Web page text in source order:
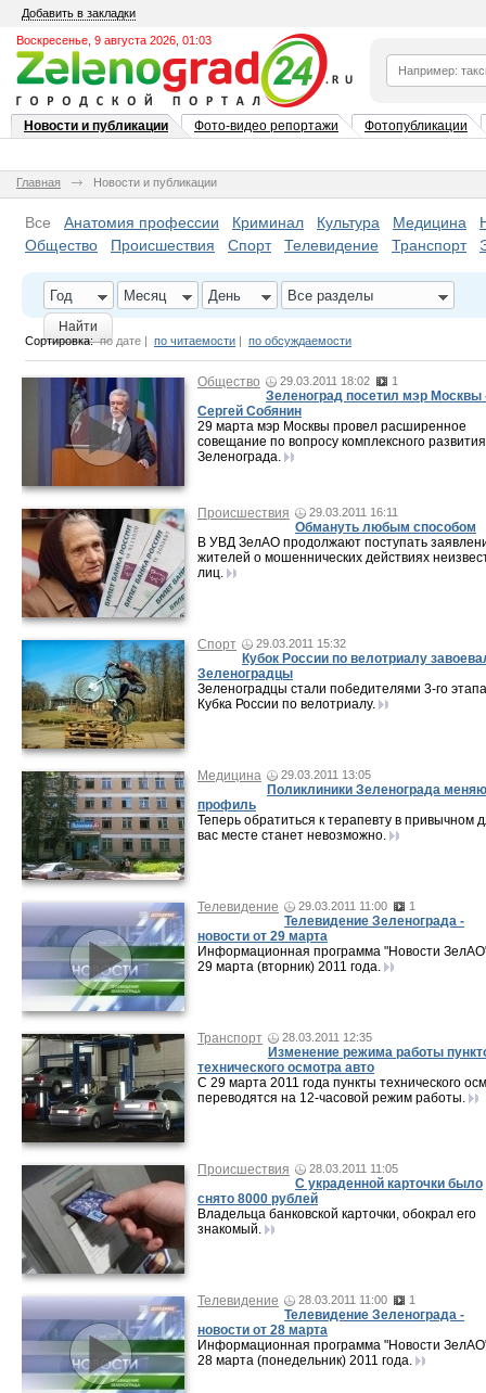
Добавить в закладки
Воскресенье, 9 августа 2026, 01:03
Новости и публикации Фото-видео репортажи Фотопубликации
Главная Новости и публикации
Все Анатомия профессии Криминал Культура Медицина
Общество
Происшествия Спорт Телевидение Транспорт
Год Месяц День Все разделы
Найти
Сортировка: по дате | по читаемости | по обсуждаемости
Общество 29.03.2011 18:02 1
Зеленоград посетил мэр Москвы
Сергей Собянин
29 марта мэр Москвы провел расширенное
совещание по вопросу комплексного развития
Зеленограда.
Происшествия 29.03.2011 16:11
Обмануть любым способом
В УВД ЗелАО продолжают поступать
жителей о мошеннических действиях
лиц.
Спорт 29.03.2011 15:32
Кубок России по велотриалу
Зеленоградцы
Зеленоградцы стали победителями 3-го этапа
Кубка России по велотриалу.
Медицина 29.03.2011 13:05
Поликлиники Зеленограда
профиль
Теперь обратиться к терапевту в привычном
вас месте станет невозможно.
Телевидение 29.03.2011 11:00 1
Телевидение Зеленограда -
новости от 29 марта
Информационная программа "Новости
29 марта (вторник) 2011 года.
Транспорт 28.03.2011 12:35
Изменение режима работы
технического осмотра авто
С 29 марта 2011 года пункты технического
переводятся на 12-часовой режим работы.
Происшествия 28.03.2011 11:05
С украденной карточки было
снято 8000 рублей
Владельца банковской карточки, обокрал его
знакомый.
Телевидение 28.03.2011 11:00 1
Телевидение Зеленограда -
новости от 28 марта
Информационная программа "Новости
28 марта (понедельник) 2011 года.